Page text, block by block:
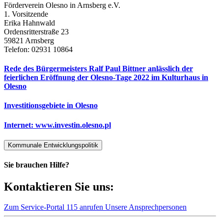
Förderverein Olesno in Arnsberg e.V.
1. Vorsitzende
Erika Hahnwald
Ordensritterstraße 23
59821 Arnsberg
Telefon: 02931 10864
Rede des Bürgermeisters Ralf Paul Bittner anlässlich der
feierlichen Eröffnung der Olesno-Tage 2022 im Kulturhaus in
Olesno
Investitionsgebiete in Olesno
Internet: www.investin.olesno.pl
Kommunale Entwicklungspolitik
Sie brauchen Hilfe?
Kontaktieren Sie uns:
Zum Service-Portal 115 anrufen Unsere Ansprechpersonen